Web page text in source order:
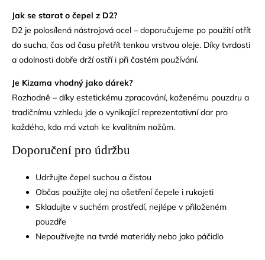
Jak se starat o čepel z D2?
D2 je polosílená nástrojová ocel – doporučujeme po použití otřít
do sucha, čas od času přetřít tenkou vrstvou oleje. Díky tvrdosti
a odolnosti dobře drží ostří i při častém používání.
Je Kizama vhodný jako dárek?
Rozhodně – díky estetickému zpracování, koženému pouzdru a
tradičnímu vzhledu jde o vynikající reprezentativní dar pro
každého, kdo má vztah ke kvalitním nožům.
Doporučení pro údržbu
Udržujte čepel suchou a čistou
Občas použijte olej na ošetření čepele i rukojeti
Skladujte v suchém prostředí, nejlépe v přiloženém
pouzdře
Nepoužívejte na tvrdé materiály nebo jako páčidlo